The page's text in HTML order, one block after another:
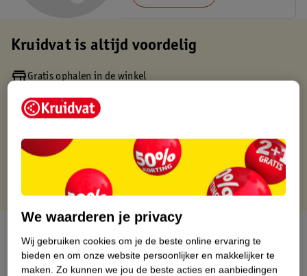
Kruidvat is altijd voordelig
Gratis ophalen in de winkel
Gratis thuisbezorgd vanaf 50.00
Gratis punten met je Kruidvat kaart
Over dit product
Productinformatie
We waarderen je privacy
Wij gebruiken cookies om je de beste online ervaring te
bieden en om onze website persoonlijker en makkelijker te
maken. Zo kunnen we jou de beste acties en aanbiedingen